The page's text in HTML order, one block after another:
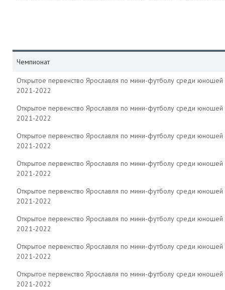
Чемпионат
Открытое первенство Ярославля по мини-футболу среди юношей
2021-2022
Открытое первенство Ярославля по мини-футболу среди юношей
2021-2022
Открытое первенство Ярославля по мини-футболу среди юношей
2021-2022
Открытое первенство Ярославля по мини-футболу среди юношей
2021-2022
Открытое первенство Ярославля по мини-футболу среди юношей
2021-2022
Открытое первенство Ярославля по мини-футболу среди юношей
2021-2022
Открытое первенство Ярославля по мини-футболу среди юношей
2021-2022
Открытое первенство Ярославля по мини-футболу среди юношей
2021-2022